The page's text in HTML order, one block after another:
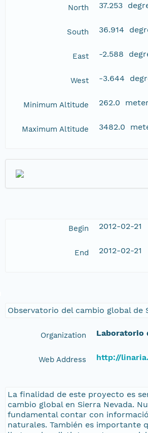
North 37.253
South 36.914
East -2.588
West -3.644
Minimum Altitude 262.0 meter
Maximum Altitude 3482.0
Begin 2012-02-21
End 2012-02-21
Observatorio del cambio global de
Organization Laboratorio
Web Address http://
La finalidad de este proyecto es
cambio global en Sierra Nevada.
fundamental contar con
naturales. También es importante